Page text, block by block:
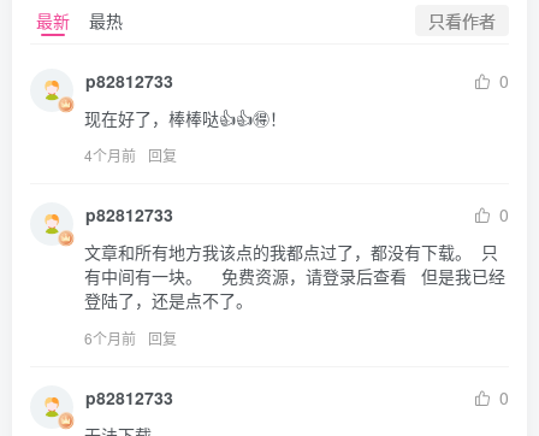
最新 最热 只看作者
p82812733
0
现在好了，棒棒哒👍👍🉐！
4个月前 回复
p82812733
0
文章和所有地方我该点的我都点过了，都没有下载。  只
有中间有一块。    免费资源，请登录后查看   但是我已经
登陆了，还是点不了。
6个月前 回复
p82812733
0